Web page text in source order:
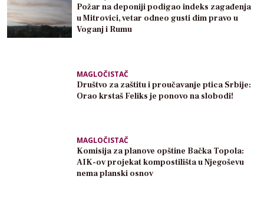
Požar na deponiji podigao indeks zagađenja
u Mitrovici, vetar odneo gusti dim pravo u
Voganj i Rumu
MAGLOČISTAČ
Društvo za zaštitu i proučavanje ptica Srbije:
Orao krstaš Feliks je ponovo na slobodi!
MAGLOČISTAČ
Komisija za planove opštine Bačka Topola:
AIK-ov projekat kompostilišta u Njegoševu
nema planski osnov